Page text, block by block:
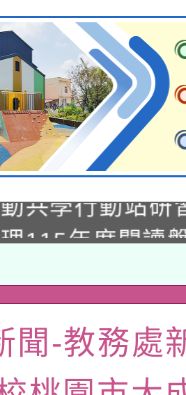
學年度第2次
果公告(無人
共學行動站研
115年度閱讀
養講師名單
容與教學軟體
聞-教務處